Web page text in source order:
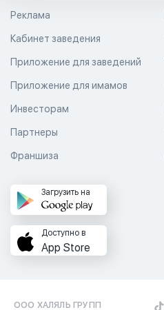
Реклама
Кабинет заведения
Приложение для заведений
Приложение для имамов
Инвесторам
Партнеры
Франшиза
Загрузить на
Доступно в
App Store
ООО ХАЛЯЛЬ ГРУПП